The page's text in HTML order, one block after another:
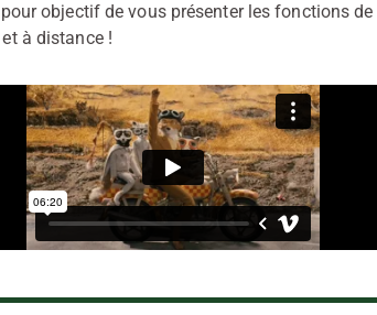
objectif de vous présenter les fonctions
à distance !